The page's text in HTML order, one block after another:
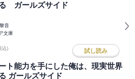
ガールズサイド
音
文庫
込) 試し読み
ト能力を手にした俺は、現実世界
ガールズサイド